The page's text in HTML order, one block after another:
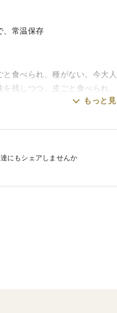
、常温保存
と食べられ、種がない。今大
を残しつつ、皮ごと食べられ
るため、口いっぱいに濃厚な
大切なのは土作りになります。
もっと
にもシェアしませんか